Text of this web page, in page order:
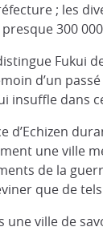
; les
300
Fukui
d’un
insuffle dans
d’Echizen
une ville
de la
que de
une ville de